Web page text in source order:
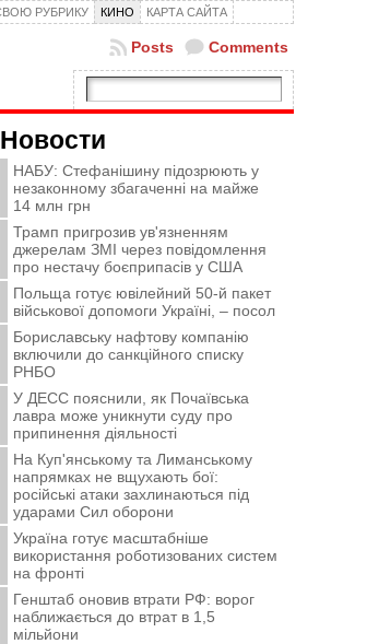
РУБРИКУ КИНО КАРТА САЙТА
Comments
Posts
Новости
НАБУ: Стефанішину підозрюють у
незаконному збагаченні на майже
14 млн грн
Трамп пригрозив ув'язненням
джерелам ЗМІ через повідомлення
про нестачу боєприпасів у США
Польща готує ювілейний 50-й пакет
військової допомоги Україні, – посол
Бориславську нафтову компанію
включили до санкційного списку
РНБО
У ДЕСС пояснили, як Почаївська
лавра може уникнути суду про
припинення діяльності
На Куп'янському та Лиманському
напрямках не вщухають бої:
російські атаки захлинаються під
ударами Сил оборони
Україна готує масштабніше
використання роботизованих систем
на фронті
Генштаб оновив втрати РФ: ворог
наближається до втрат в 1,5
мільйони